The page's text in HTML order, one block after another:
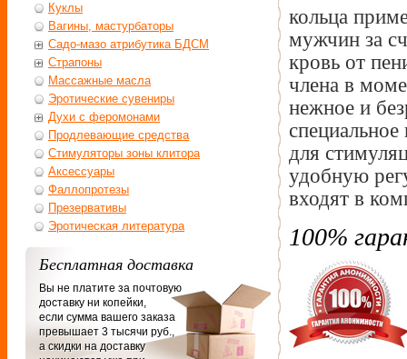
кольца
мужчин за
кровь от
члена в
нежное и
для
удобную
входят в
100%
Куклы
Вагины, мастурбаторы
Садо-мазо атрибутика БДСМ
Страпоны
Массажные масла
Эротические сувениры
Духи с феромонами
Продлевающие средства
Стимуляторы зоны клитора
Аксессуары
Фаллопротезы
Презервативы
Эротическая литература
Бесплатная доставка
Вы не платите за почтовую
доставку ни копейки,
если сумма вашего заказа
превышает 3 тысячи руб.,
а скидки на доставку